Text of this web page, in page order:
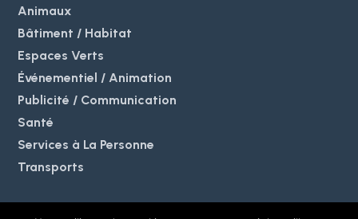
Animaux
Bâtiment / Habitat
Espaces Verts
Événementiel / Animation
Publicité / Communication
Santé
Services à La Personne
Transports